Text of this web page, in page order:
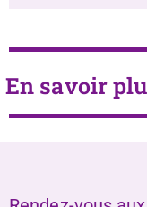
En savoir